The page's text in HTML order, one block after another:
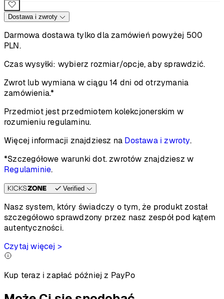
Dostawa i zwroty
Darmowa dostawa tylko dla zamówień powyżej 500
PLN.
Czas wysyłki: wybierz rozmiar/opcje, aby sprawdzić.
Zwrot lub wymiana w ciągu 14 dni od otrzymania
zamówienia.*
Przedmiot jest przedmiotem kolekcjonerskim w
rozumieniu regulaminu.
Więcej informacji znajdziesz na Dostawa i zwroty.
*Szczegółowe warunki dot. zwrotów znajdziesz w
Regulaminie.
Verified
Nasz system, który świadczy o tym, że produkt został
szczegółowo sprawdzony przez nasz zespół pod kątem
autentyczności.
Czytaj więcej >
Kup teraz i zapłać później z PayPo